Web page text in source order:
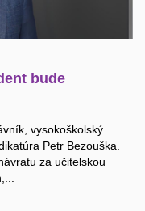
bude
vysokoškolský
Petr Bezouška.
za učitelskou